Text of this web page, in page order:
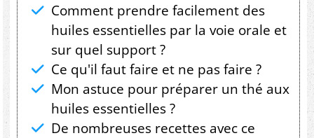
Comment prendre facilement des
huiles essentielles par la voie orale et
sur quel support ?
Ce qu'il faut faire et ne pas faire ?
Mon astuce pour préparer un thé aux
huiles essentielles ?
De nombreuses recettes avec ce